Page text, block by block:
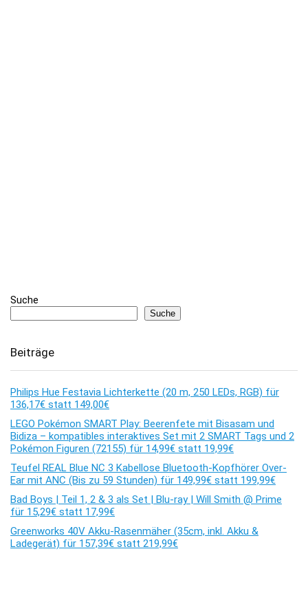
Suche
Suche
Beiträge
Philips Hue Festavia Lichterkette (20 m, 250 LEDs, RGB) für
136,17€ statt 149,00€
LEGO Pokémon SMART Play: Beerenfete mit Bisasam und
Bidiza – kompatibles interaktives Set mit 2 SMART Tags und 2
Pokémon Figuren (72155) für 14,99€ statt 19,99€
Teufel REAL Blue NC 3 Kabellose Bluetooth-Kopfhörer Over-
Ear mit ANC (Bis zu 59 Stunden) für 149,99€ statt 199,99€
Bad Boys | Teil 1, 2 & 3 als Set | Blu-ray | Will Smith @ Prime
für 15,29€ statt 17,99€
Greenworks 40V Akku-Rasenmäher (35cm, inkl. Akku &
Ladegerät) für 157,39€ statt 219,99€